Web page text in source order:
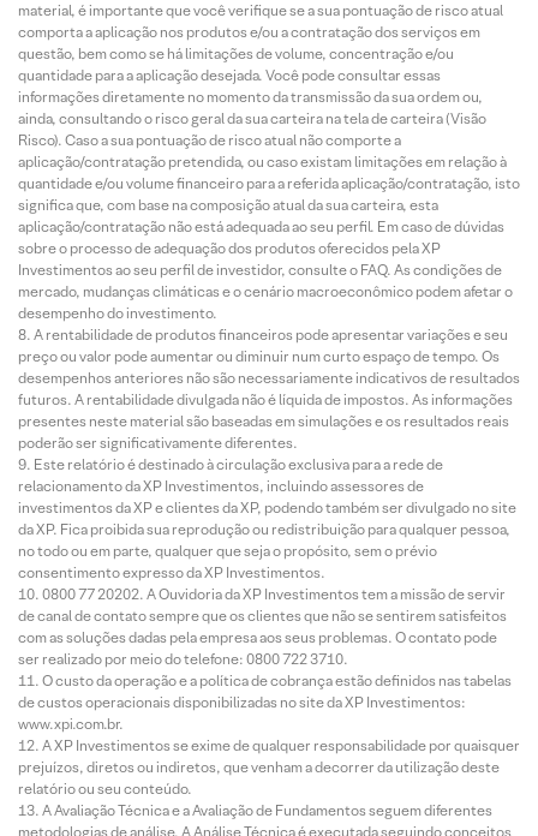
material, é importante que você verifique se a sua pontuação de risco atual
comporta a aplicação nos produtos e/ou a contratação dos serviços em
questão, bem como se há limitações de volume, concentração e/ou
quantidade para a aplicação desejada. Você pode consultar essas
informações diretamente no momento da transmissão da sua ordem ou,
ainda, consultando o risco geral da sua carteira na tela de carteira (Visão
Risco). Caso a sua pontuação de risco atual não comporte a
aplicação/contratação pretendida, ou caso existam limitações em relação à
quantidade e/ou volume financeiro para a referida aplicação/contratação, isto
significa que, com base na composição atual da sua carteira, esta
aplicação/contratação não está adequada ao seu perfil. Em caso de dúvidas
sobre o processo de adequação dos produtos oferecidos pela XP
Investimentos ao seu perfil de investidor, consulte o FAQ. As condições de
mercado, mudanças climáticas e o cenário macroeconômico podem afetar o
desempenho do investimento.
A rentabilidade de produtos financeiros pode apresentar variações e seu
preço ou valor pode aumentar ou diminuir num curto espaço de tempo. Os
desempenhos anteriores não são necessariamente indicativos de resultados
futuros. A rentabilidade divulgada não é líquida de impostos. As informações
presentes neste material são baseadas em simulações e os resultados reais
poderão ser significativamente diferentes.
Este relatório é destinado à circulação exclusiva para a rede de
relacionamento da XP Investimentos, incluindo assessores de
investimentos da XP e clientes da XP, podendo também ser divulgado no site
da XP. Fica proibida sua reprodução ou redistribuição para qualquer pessoa,
no todo ou em parte, qualquer que seja o propósito, sem o prévio
consentimento expresso da XP Investimentos.
0800 77 20202. A Ouvidoria da XP Investimentos tem a missão de servir
de canal de contato sempre que os clientes que não se sentirem satisfeitos
com as soluções dadas pela empresa aos seus problemas. O contato pode
ser realizado por meio do telefone: 0800 722 3710.
O custo da operação e a política de cobrança estão definidos nas tabelas
de custos operacionais disponibilizadas no site da XP Investimentos:
www.xpi.com.br.
A XP Investimentos se exime de qualquer responsabilidade por quaisquer
prejuízos, diretos ou indiretos, que venham a decorrer da utilização deste
relatório ou seu conteúdo.
A Avaliação Técnica e a Avaliação de Fundamentos seguem diferentes
metodologias de análise. A Análise Técnica é executada seguindo conceitos